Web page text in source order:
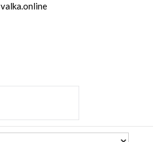
valka.online